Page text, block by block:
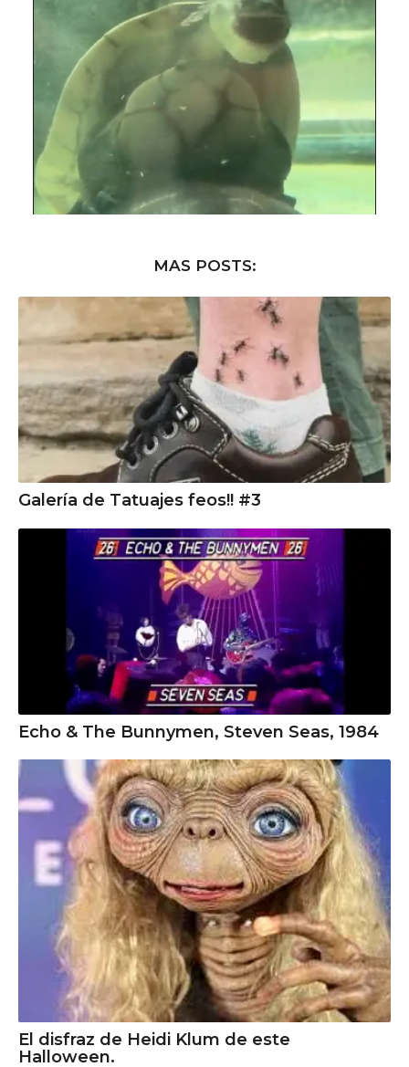
MAS POSTS:
Galería de Tatuajes feos!! #3
Echo & The Bunnymen, Steven Seas, 1984
El disfraz de Heidi Klum de este
Halloween.